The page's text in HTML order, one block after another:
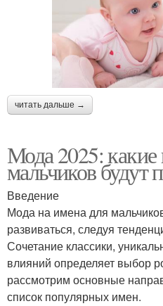
читать дальше →
Мода 2025: какие
мальчиков будут
Введение
Мода на имена для
развиваться, следуя
Сочетание классики,
влияний определяет выбор
рассмотрим основные
список популярных имен.